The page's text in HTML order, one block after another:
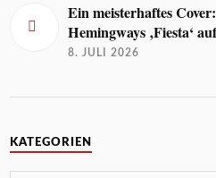
Ein meisterhaftes
Hemingways ‚Fiesta‘
8. JULI 2026
KATEGORIEN